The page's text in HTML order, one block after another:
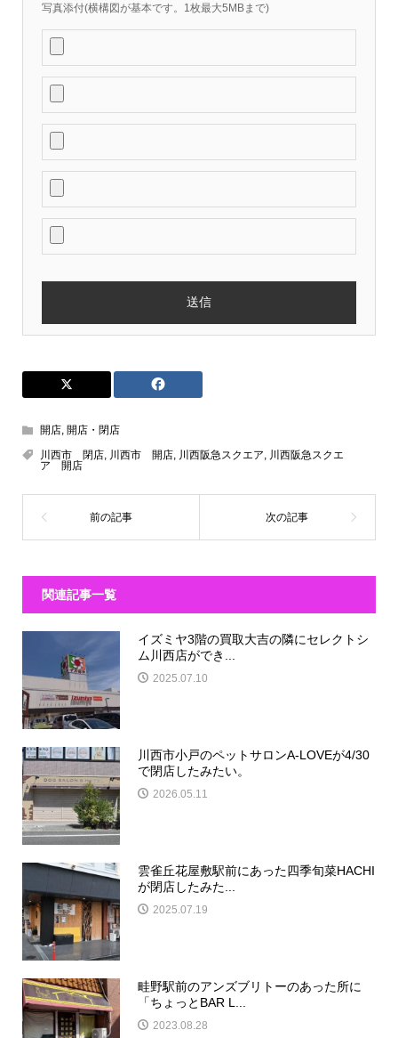
写真添付(横構図が基本です。1枚最大5MBまで)
開店, 開店・閉店
川西市 閉店, 川西市 開店, 川西阪急スクエア, 川西阪急スクエ
ア 開店
関連記事一覧
イズミヤ3階の買取大吉の隣にセレクトシ
ム川西店ができ...
2025.07.10
川西市小戸のペットサロンA-LOVEが4/30
で閉店したみたい。
2026.05.11
雲雀丘花屋敷駅前にあった四季旬菜HACHI
が閉店したみた...
2025.07.19
畦野駅前のアンズブリトーのあった所に
「ちょっとBAR L...
2023.08.28